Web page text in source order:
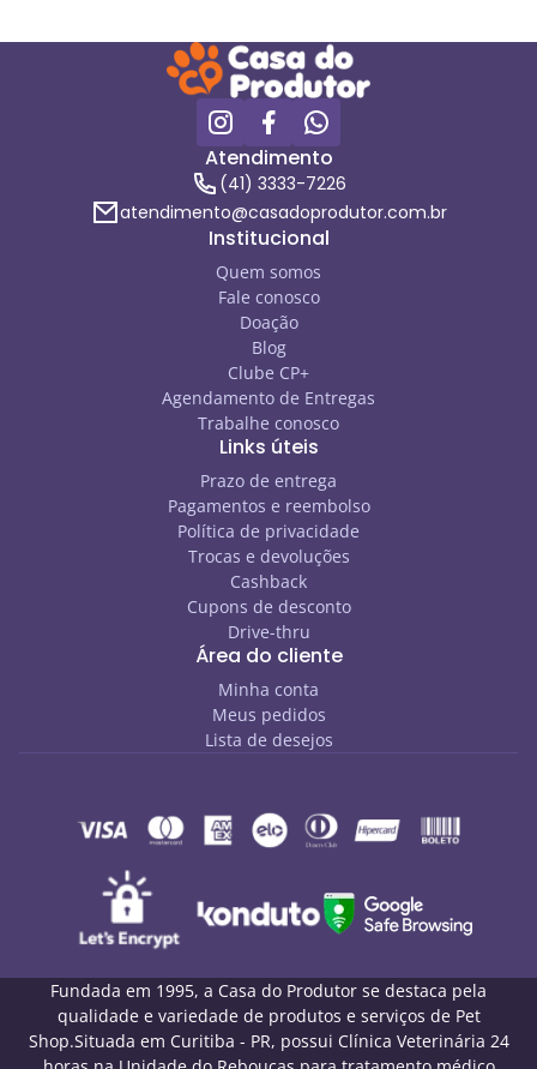
Atendimento
(41) 3333-7226
atendimento@casadoprodutor.com.br
Institucional
Quem somos
Fale conosco
Doação
Blog
Clube CP+
Agendamento de Entregas
Trabalhe conosco
Links úteis
Prazo de entrega
Pagamentos e reembolso
Política de privacidade
Trocas e devoluções
Cashback
Cupons de desconto
Drive-thru
Área do cliente
Minha conta
Meus pedidos
Lista de desejos
Fundada em 1995, a Casa do Produtor se destaca pela
qualidade e variedade de produtos e serviços de Pet
Shop.Situada em Curitiba - PR, possui Clínica Veterinária 24